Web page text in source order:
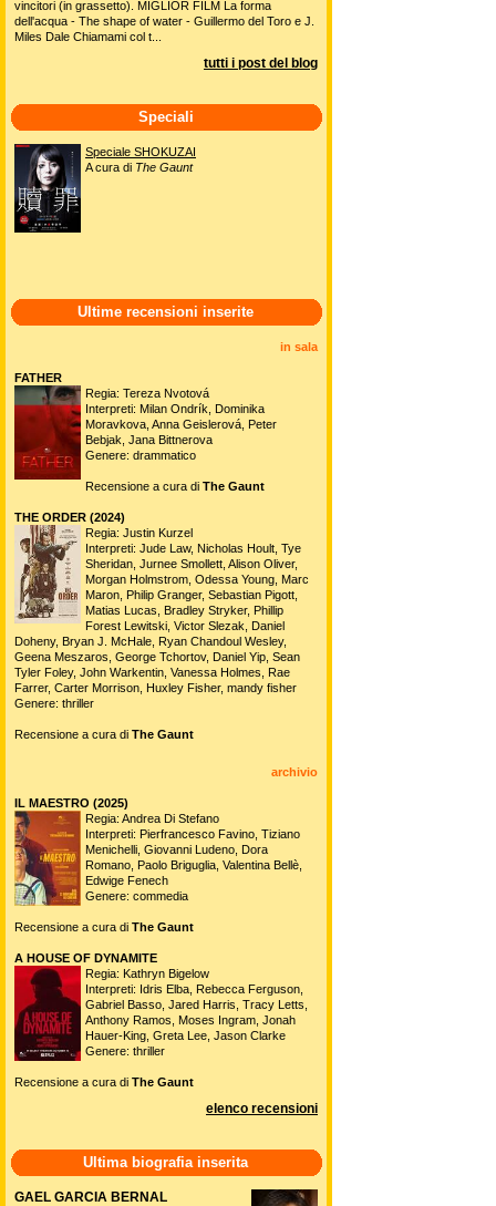
vincitori (in grassetto). MIGLIOR FILM La forma
dell'acqua - The shape of water - Guillermo del Toro e J.
Miles Dale Chiamami col t...
tutti i post del blog
Speciali
Speciale SHOKUZAI
A cura di The Gaunt
Ultime recensioni inserite
in sala
FATHER
Regia: Tereza Nvotová
Interpreti: Milan Ondrík, Dominika
Moravkova, Anna Geislerová, Peter
Bebjak, Jana Bittnerova
Genere: drammatico
Recensione a cura di The Gaunt
THE ORDER (2024)
Regia: Justin Kurzel
Interpreti: Jude Law, Nicholas Hoult, Tye
Sheridan, Jurnee Smollett, Alison Oliver,
Morgan Holmstrom, Odessa Young, Marc
Maron, Philip Granger, Sebastian Pigott,
Matias Lucas, Bradley Stryker, Phillip
Forest Lewitski, Victor Slezak, Daniel
Doheny, Bryan J. McHale, Ryan Chandoul Wesley,
Geena Meszaros, George Tchortov, Daniel Yip, Sean
Tyler Foley, John Warkentin, Vanessa Holmes, Rae
Farrer, Carter Morrison, Huxley Fisher, mandy fisher
Genere: thriller
Recensione a cura di The Gaunt
archivio
IL MAESTRO (2025)
Regia: Andrea Di Stefano
Interpreti: Pierfrancesco Favino, Tiziano
Menichelli, Giovanni Ludeno, Dora
Romano, Paolo Briguglia, Valentina Bellè,
Edwige Fenech
Genere: commedia
Recensione a cura di The Gaunt
A HOUSE OF DYNAMITE
Regia: Kathryn Bigelow
Interpreti: Idris Elba, Rebecca Ferguson,
Gabriel Basso, Jared Harris, Tracy Letts,
Anthony Ramos, Moses Ingram, Jonah
Hauer-King, Greta Lee, Jason Clarke
Genere: thriller
Recensione a cura di The Gaunt
elenco recensioni
Ultima biografia inserita
GAEL GARCIA BERNAL